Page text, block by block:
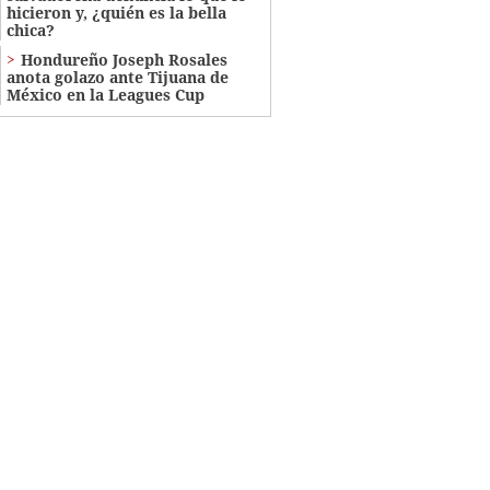
hicieron y, ¿quién es la bella
chica?
Hondureño Joseph Rosales
anota golazo ante Tijuana de
México en la Leagues Cup